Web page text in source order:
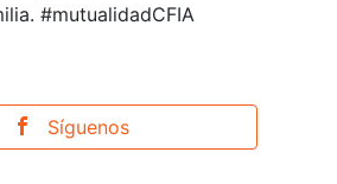
#mutualidadCFIA
Síguenos